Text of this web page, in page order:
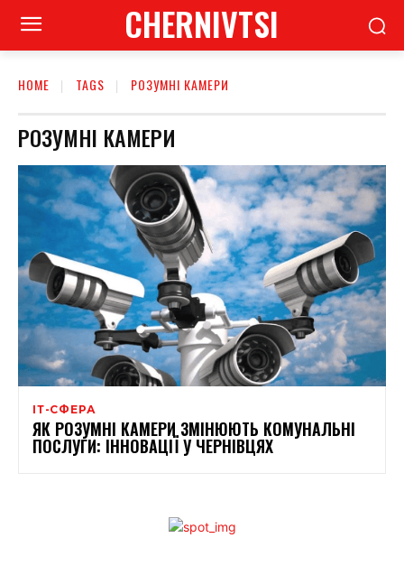
CHERNIVTSI
HOME TAGS РОЗУМНІ КАМЕРИ
РОЗУМНІ КАМЕРИ
ІТ-СФЕРА
ЯК РОЗУМНІ КАМЕРИ ЗМІНЮЮТЬ КОМУНАЛЬНІ
ПОСЛУГИ: ІННОВАЦІЇ У ЧЕРНІВЦЯХ